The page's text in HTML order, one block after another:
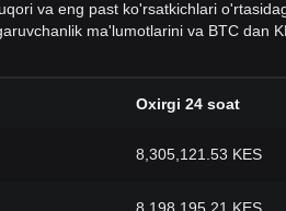
va eng past ko'rsatkichlari
ma'lumotlarini va BTC dan
Oxirgi 24 soat
8,305,121.53 KES